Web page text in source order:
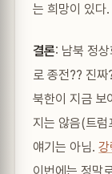
는 희망이 있다.
결론: 남북 정
로 종전?? 진짜
북한이 지금 보
지는 않음(트럼
얘기는 아님.